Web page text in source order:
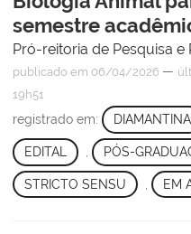
semestre
Pró-reitoria de Pesquisa
publicado em 06/04/2026 —
19h51
registrado em: DIAMANTINA
EDITAL PÓS-
STRICTO SENSU EM